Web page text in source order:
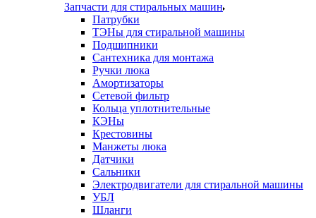
Запчасти для стиральных машин
Патрубки
ТЭНы для стиральной машины
Подшипники
Сантехника для монтажа
Ручки люка
Амортизаторы
Сетевой фильтр
Кольца уплотнительные
КЭНы
Крестовины
Манжеты люка
Датчики
Сальники
Электродвигатели для стиральной машины
УБЛ
Шланги